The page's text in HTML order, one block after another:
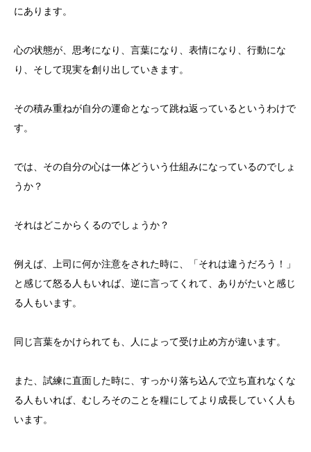
にあります。
心の状態が、思考になり、言葉になり、表情になり、行動にな
り、そして現実を創り出していきます。
その積み重ねが自分の運命となって跳ね返っているというわけで
す。
では、その自分の心は一体どういう仕組みになっているのでしょ
うか？
それはどこからくるのでしょうか？
例えば、上司に何か注意をされた時に、「それは違うだろう！」
と感じて怒る人もいれば、逆に言ってくれて、ありがたいと感じ
る人もいます。
同じ言葉をかけられても、人によって受け止め方が違います。
また、試練に直面した時に、すっかり落ち込んで立ち直れなくな
る人もいれば、むしろそのことを糧にしてより成長していく人も
います。